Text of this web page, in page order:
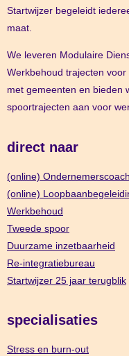
Startwijzer begeleidt
maat.
We leveren Modulaire
Werkbehoud trajecten
met gemeenten en bieden
spoortrajecten aan voor
direct naar
(online)
(online)
Werkbehoud
Tweede spoor
Duurzame inzetbaarheid
Re-integratiebureau
Startwijzer 25 jaar terugblik
specialisaties
Stress en burn-out